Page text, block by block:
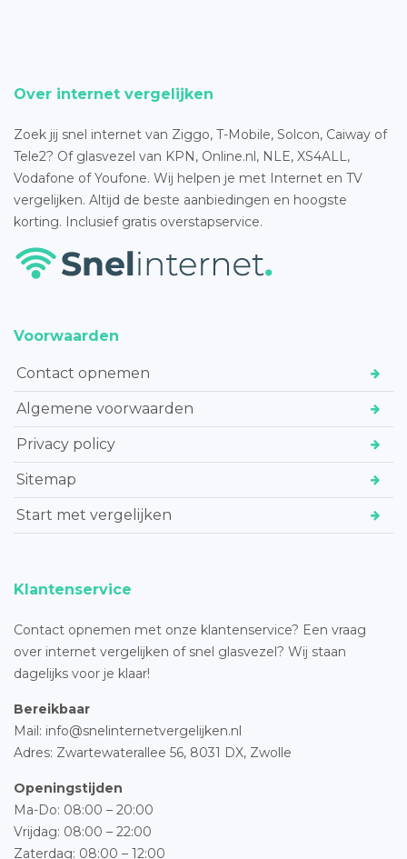
Over internet vergelijken
Zoek jij snel internet van Ziggo, T-Mobile, Solcon, Caiway of
Tele2? Of glasvezel van KPN, Online.nl, NLE, XS4ALL,
Vodafone of Youfone. Wij helpen je met Internet en TV
vergelijken. Altijd de beste aanbiedingen en hoogste
korting. Inclusief gratis overstapservice.
Voorwaarden
Contact opnemen
Algemene voorwaarden
Privacy policy
Sitemap
Start met vergelijken
Klantenservice
Contact opnemen met onze klantenservice? Een vraag
over internet vergelijken of snel glasvezel? Wij staan
dagelijks voor je klaar!
Bereikbaar
Mail: info@snelinternetvergelijken.nl
Adres: Zwartewaterallee 56, 8031 DX, Zwolle
Openingstijden
Ma-Do: 08:00 – 20:00
Vrijdag: 08:00 – 22:00
Zaterdag: 08:00 – 12:00